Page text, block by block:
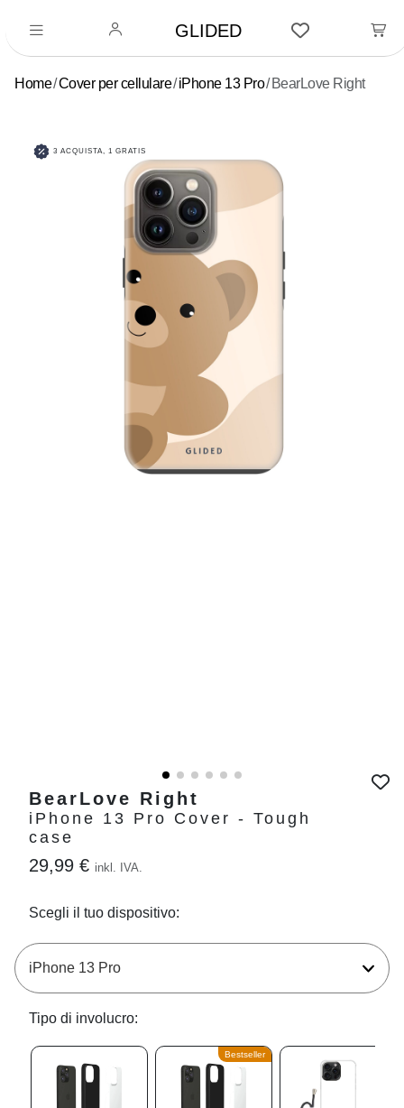
GLIDED
Home Cover per cellulare iPhone 13 Pro BearLove Right
3 ACQUISTA, 1 GRATIS
BearLove Right
iPhone 13 Pro Cover - Tough
case
29,99 € inkl. IVA.
Scegli il tuo dispositivo:
Tipo di involucro:
Bestseller